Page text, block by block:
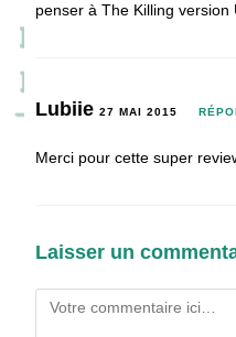
penser à The Killing version
Lubiie27 MAI 2015
Merci pour cette super
Laisser un
Comment